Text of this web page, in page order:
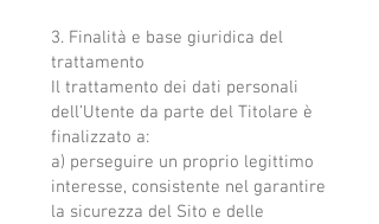
3. Finalità e base giuridica del
trattamento
Il trattamento dei dati personali
dell’Utente da parte del Titolare è
finalizzato a:
a) perseguire un proprio legittimo
interesse, consistente nel garantire
la sicurezza del Sito e delle